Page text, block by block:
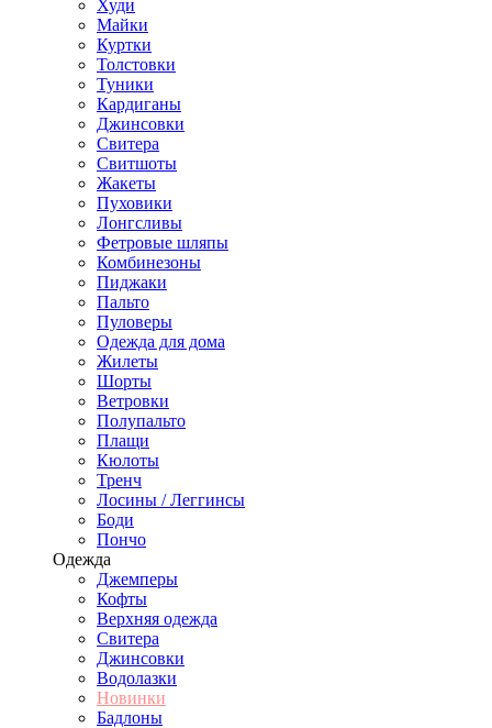
Худи
Майки
Куртки
Толстовки
Туники
Кардиганы
Джинсовки
Свитера
Свитшоты
Жакеты
Пуховики
Лонгсливы
Фетровые шляпы
Комбинезоны
Пиджаки
Пальто
Пуловеры
Одежда для дома
Жилеты
Шорты
Ветровки
Полупальто
Плащи
Кюлоты
Тренч
Лосины / Леггинсы
Боди
Пончо
Одежда
Джемперы
Кофты
Верхняя одежда
Свитера
Джинсовки
Водолазки
Новинки
Бадлоны